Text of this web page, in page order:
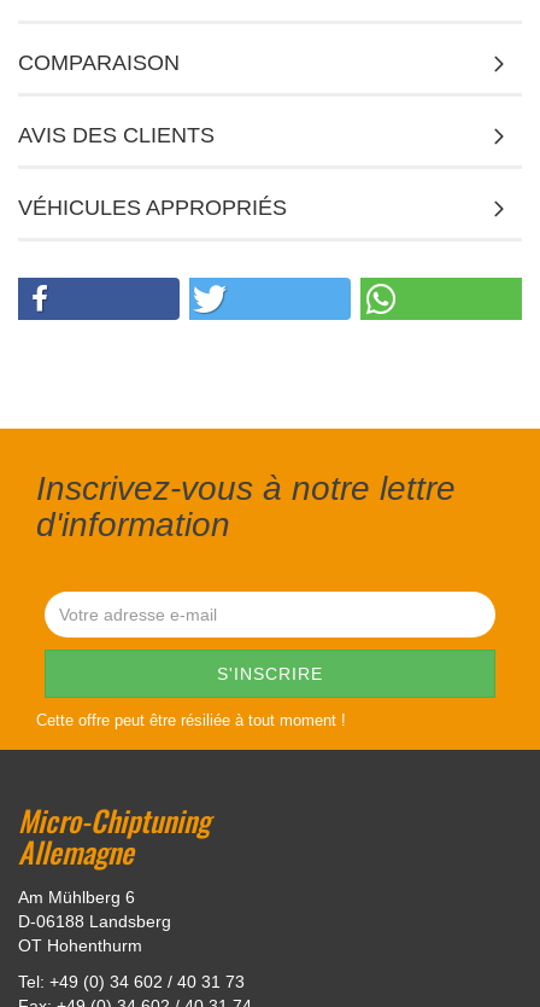
COMPARAISON
AVIS DES CLIENTS
VÉHICULES APPROPRIÉS
Inscrivez-vous à notre lettre
d'information
Cette offre peut être résiliée à tout moment !
Micro-Chiptuning
Allemagne
Am Mühlberg 6
D-06188 Landsberg
OT Hohenthurm
Tel: +49 (0) 34 602 / 40 31 73